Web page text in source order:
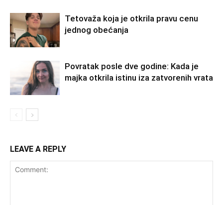
Tetovaža koja je otkrila pravu cenu
jednog obećanja
Povratak posle dve godine: Kada je
majka otkrila istinu iza zatvorenih vrata
LEAVE A REPLY